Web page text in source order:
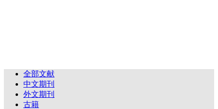
全部文献
中文期刊
外文期刊
古籍